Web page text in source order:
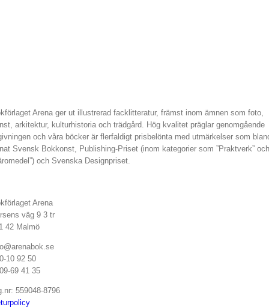
Arena ger ut illustrerad facklitteratur, främst inom ämnen som foto,
arkitektur, kulturhistoria och trädgård. Hög kvalitet präglar genomgående
och våra böcker är flerfaldigt prisbelönta med utmärkelser som
Svensk Bokkonst, Publishing-Priset (inom kategorier som ”Praktverk” och
och Svenska Designpriset.
Arena
väg 9 3 tr
42 Malmö
10 92 50
69 41 35
559048-8796